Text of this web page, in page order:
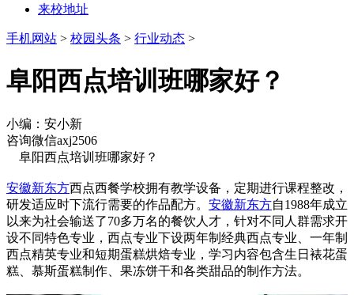
来校地址
手机网站 > 校园头条 > 行业动态 >
阜阳西点培训班哪家好？
小编：安小新
咨询微信axj2506
阜阳西点培训班哪家好？
安徽新东方西点西餐学校拥有教学设备，定期进行课程整改，
研发适应时下流行需要的作品配方。 安徽新东方自1988年成立
以来为社会输送了70多万名的餐饮人才，针对不同人群需求开
设不同特色专业，西点专业下设两年制经典西点专业、一年制
西点精英专业和短期蛋糕烘焙专业，学习内容包含生日裱花蛋
糕、慕斯蛋糕制作、果冻饼干和各类甜品的制作方法。